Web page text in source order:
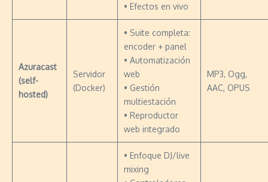
• Efectos en vivo
Azuracast
(self-
hosted)
Servidor
(Docker)
• Suite completa:
encoder + panel
• Automatización
web
• Gestión
multiestación
• Reproductor
web integrado
MP3, Ogg,
AAC, OPUS
• Enfoque DJ/live
mixing